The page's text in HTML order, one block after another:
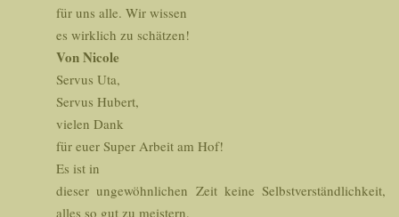
für uns alle. Wir wissen
es wirklich zu schätzen!
Von Nicole
Servus Uta,
Servus Hubert,
vielen Dank
für euer Super Arbeit am Hof!
Es ist in
dieser ungewöhnlichen Zeit keine Selbstverständlichkeit,
alles so gut zu meistern,